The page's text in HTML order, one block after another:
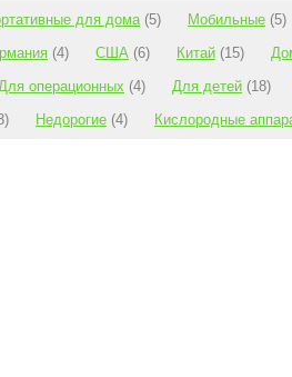
для дома (5) Мобильные (5)
(4) США (6) Китай (15)
операционных (4) Для детей (18)
Недорогие (4) Кислородные